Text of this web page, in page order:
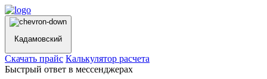
Кадамовский
Cкачать прайс Калькулятор расчета
Быстрый ответ в мессенджерах